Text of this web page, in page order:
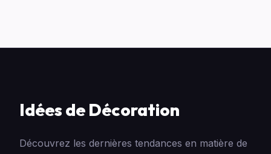
Idées de Décoration
Découvrez les dernières tendances en matière de